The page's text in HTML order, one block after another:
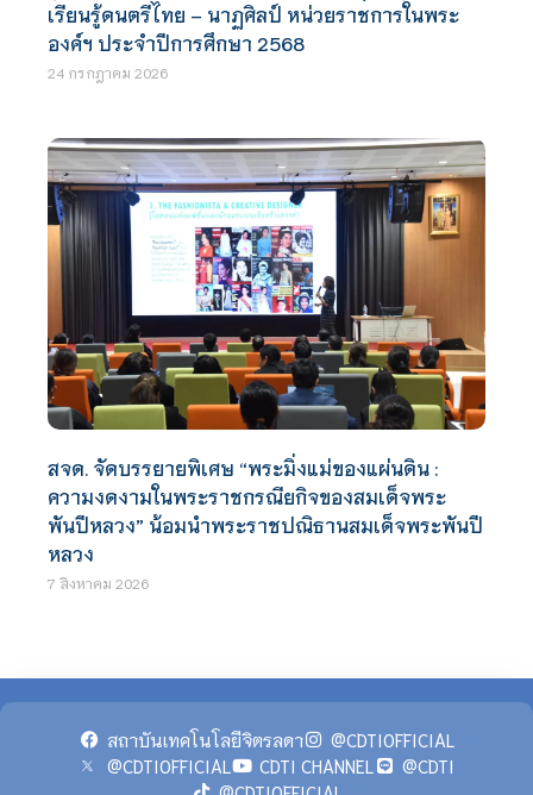
เรียนรู้ดนตรีไทย – นาฏศิลป์ หน่วยราชการในพระ
องค์ฯ ประจำปีการศึกษา 2568
24 กรกฎาคม 2026
สจด. จัดบรรยายพิเศษ “พระมิ่งแม่ของแผ่นดิน :
ความงดงามในพระราชกรณียกิจของสมเด็จพระ
พันปีหลวง” น้อมนำพระราชปณิธานสมเด็จพระพันปี
หลวง
7 สิงหาคม 2026
สถาบันเทคโนโลยีจิตรลดา
@CDTIOFFICIAL
@CDTIOFFICIAL
CDTI CHANNEL
@CDTI